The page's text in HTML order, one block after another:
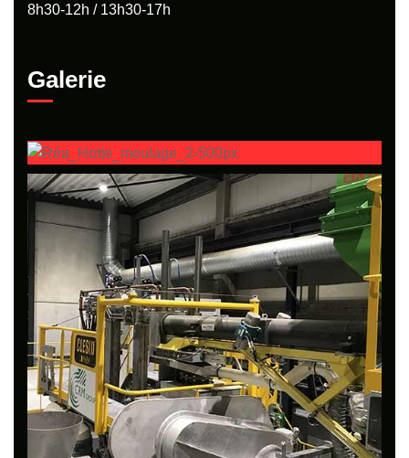
8h30-12h / 13h30-17h
Galerie